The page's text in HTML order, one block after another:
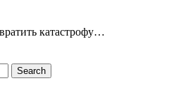
катастрофу…